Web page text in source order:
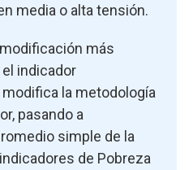
media o alta tensión.
más
indicador
la metodología
pasando a
simple de la
de Pobreza